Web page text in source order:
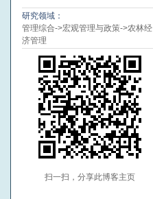
研究领域：
管理综合->宏观管理与政策->农林经
济管理
扫一扫，分享此博客主页